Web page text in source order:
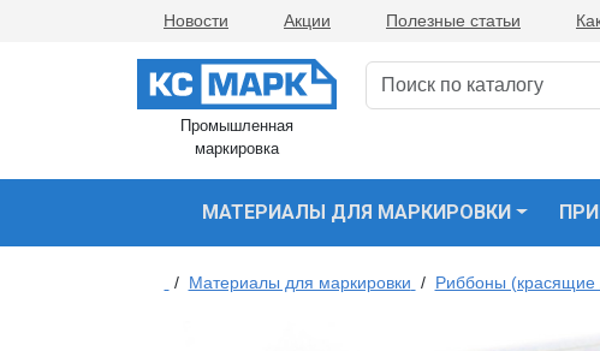
Новости Акции Полезные статьи
Промышленная
маркировка
МАТЕРИАЛЫ ДЛЯ МАРКИРОВКИ
/ Материалы для маркировки / Риббоны (красящие